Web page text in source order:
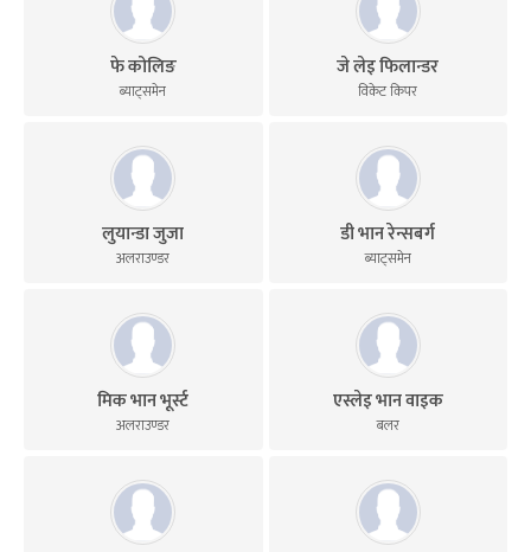
फे कोलिङ
ब्याट्समेन
जे लेइ फिलान्डर
विकेट किपर
लुयान्डा जुजा
अलराउण्डर
डी भान रेन्सबर्ग
ब्याट्समेन
मिक भान भूर्स्ट
अलराउण्डर
एस्लेइ भान वाइक
बलर